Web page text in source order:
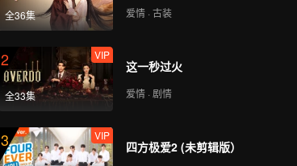
全36集 爱情 · 古装
2
全33集
VIP
这一秒过火
爱情 · 剧情
3 VIP
四方极爱2 (未剪辑版）